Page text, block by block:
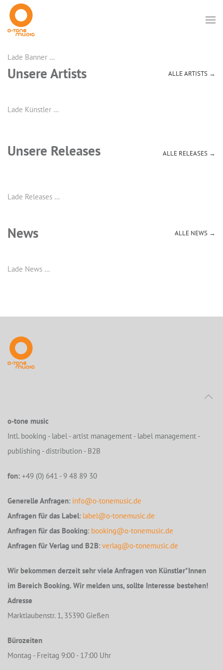
Lade Banner …
Unsere Artists ALLE ARTISTS →
Lade Künstler …
Unsere Releases ALLE RELEASES →
Lade Releases …
News ALLE NEWS →
Lade News …
o-tone music
Intl. booking - label - artist management - label management -
publishing - distribution - B2B
fon: +49 (0) 641 - 9 48 89 30
Generelle Anfragen: info@o-tonemusic.de
Anfragen für das Label: label@o-tonemusic.de
Anfragen für das Booking: booking@o-tonemusic.de
Anfragen für Verlag und B2B: verlag@o-tonemusic.de
Wir bekommen derzeit sehr viele Anfragen von Künstler*Innen
im Bereich Booking. Wir melden uns, sollte Interesse bestehen!
Adresse
Marktlaubenstr. 1, 35390 Gießen
Bürozeiten
Montag - Freitag 9:00 - 17:00 Uhr